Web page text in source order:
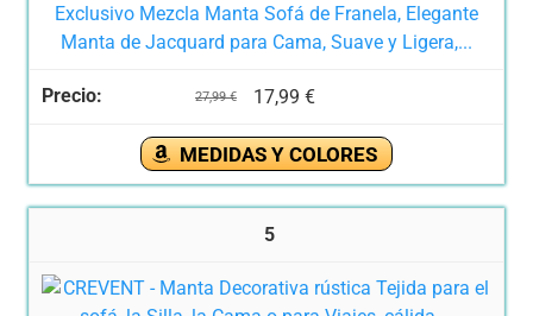
Exclusivo Mezcla Manta Sofá de Franela, Elegante
Manta de Jacquard para Cama, Suave y Ligera,...
27,99 € 17,99 €
MEDIDAS Y COLORES
5